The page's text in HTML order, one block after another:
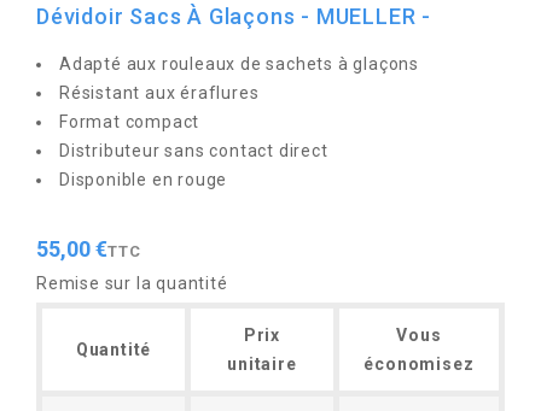
Dévidoir Sacs À Glaçons - MUELLER -
Adapté aux rouleaux de sachets à glaçons
Résistant aux éraflures
Format compact
Distributeur sans contact direct
Disponible en rouge
55,00 €TTC
Remise sur la quantité
Quantité
Prix
unitaire
Vous
économisez